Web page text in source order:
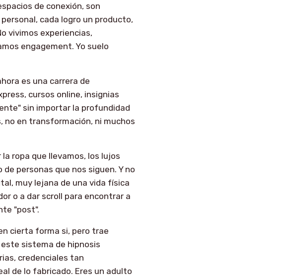
de conexión, son
cada logro un producto,
vivimos experiencias,
engagement. Yo suelo
es una carrera de
cursos online, insignias
sin importar la profundidad
no en transformación, ni muchos
ropa que llevamos, los lujos
personas que nos siguen. Y no
muy lejana de una vida física
o a dar scroll para encontrar a
"post".
cierta forma si, pero trae
sistema de hipnosis
credenciales tan
de lo fabricado. Eres un adulto